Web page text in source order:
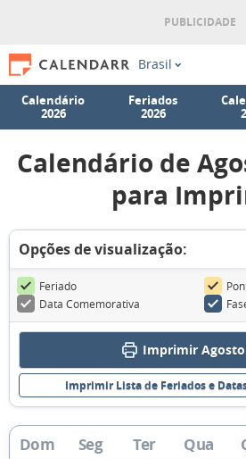
Brasil
Calendário
2026
Feriados
2026
Calendário de
para
Opções de visualização:
Feriado
Data Comemorativa
Imprimir Agosto
Imprimir Lista de Feriados e
Dom Seg Ter Qua